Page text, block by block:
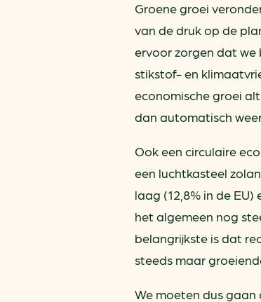
Groene groei
van de druk op de
ervoor zorgen dat we
stikstof- en
economische groei
dan automatisch
Ook een circulaire
een luchtkasteel
laag (12,8% in de
het algemeen nog
belangrijkste is dat
steeds maar
We moeten dus